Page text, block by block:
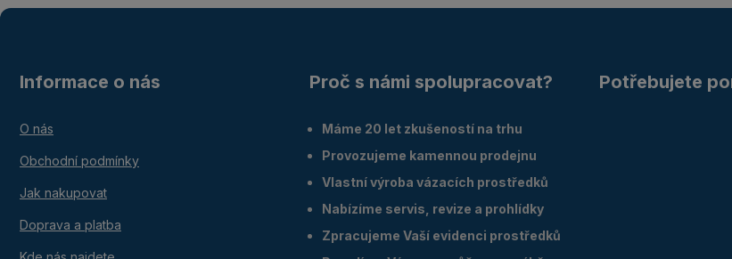
Informace o nás
O nás
Obchodní podmínky
Jak nakupovat
Doprava a platba
Proč s námi spolupracovat?
Máme 20 let zkušeností na trhu
Provozujeme kamennou prodejnu
Vlastní výroba vázacích prostředků
Nabízíme servis, revize a prohlídky
Zpracujeme Vaší evidenci prostředků
Potřebujete